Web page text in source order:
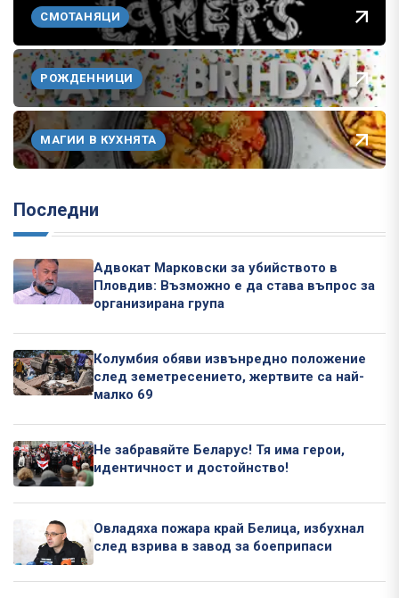
СМОТАНЯЦИ
РОЖДЕННИЦИ
МАГИИ В КУХНЯТА
Последни
Адвокат Марковски за убийството в
Пловдив: Възможно е да става въпрос за
организирана група
Колумбия обяви извънредно положение
след земетресението, жертвите са най-
малко 69
Не забравяйте Беларус! Тя има герои,
идентичност и достойнство!
Овладяха пожара край Белица, избухнал
след взрива в завод за боеприпаси